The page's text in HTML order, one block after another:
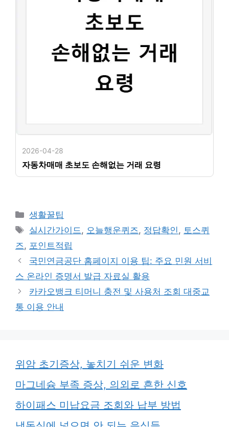
2026-04-28
자동차매매 초보도 손해없는 거래 요령
카
테
리
생활꿀팁
태
그
실시간가이드, 오늘행운퀴즈, 정답확인, 토스퀴
즈, 포인트적립
국민연금공단 홈페이지 이용 팁: 주요 민원 서비
스 온라인 증명서 발급 자료실 활용
카카오뱅크 티머니 충전 및 사용처 조회 대중교
통 이용 안내
위암 초기증상, 놓치기 쉬운 변화
마그네슘 부족 증상, 의외로 흔한 신호
하이패스 미납요금 조회와 납부 방법